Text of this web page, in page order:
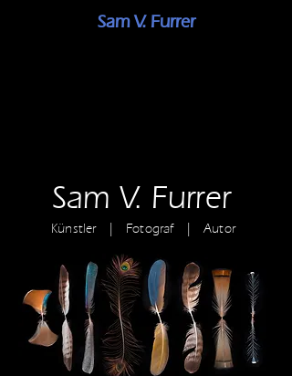
Sam V. Furrer
Sam V. Furrer
Künstler | Fotograf | Autor